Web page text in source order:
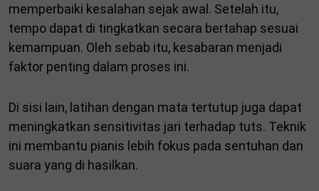
memperbaiki kesalahan sejak awal. Setelah itu,
tempo dapat di tingkatkan secara bertahap sesuai
kemampuan. Oleh sebab itu, kesabaran menjadi
faktor penting dalam proses ini.
Di sisi lain, latihan dengan mata tertutup juga dapat
meningkatkan sensitivitas jari terhadap tuts. Teknik
ini membantu pianis lebih fokus pada sentuhan dan
suara yang di hasilkan.